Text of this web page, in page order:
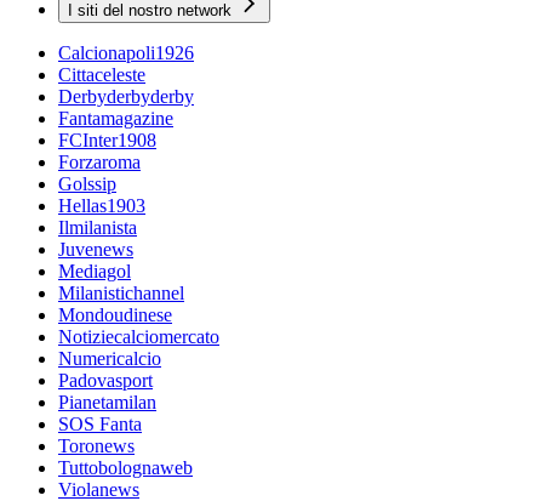
I siti del nostro network
Calcionapoli1926
Cittaceleste
Derbyderbyderby
Fantamagazine
FCInter1908
Forzaroma
Golssip
Hellas1903
Ilmilanista
Juvenews
Mediagol
Milanistichannel
Mondoudinese
Notiziecalciomercato
Numericalcio
Padovasport
Pianetamilan
SOS Fanta
Toronews
Tuttobolognaweb
Violanews